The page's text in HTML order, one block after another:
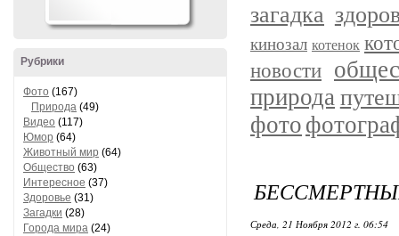
Рубрики
Фото (167)
Природа (49)
Видео (117)
Юмор (64)
Животный мир (64)
Общество (63)
Интересное (37)
Здоровье (31)
Загадки (28)
Города мира (24)
загадка
кинозал котенок
новости
природа
фото
Среда, 21 Ноября 2012 г. 06:54